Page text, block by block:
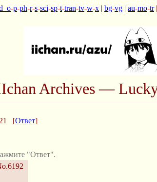
-p-ph-r-s-sci-sp-t-tran-tv-w-x | bg-vg | au-mo-tr|
Archives —
[Ответ]
"Ответ".